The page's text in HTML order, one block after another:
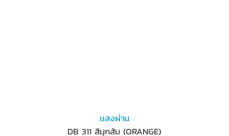
เเสงผ่าน
DB 311 สีมุกส้ม (ORANGE)